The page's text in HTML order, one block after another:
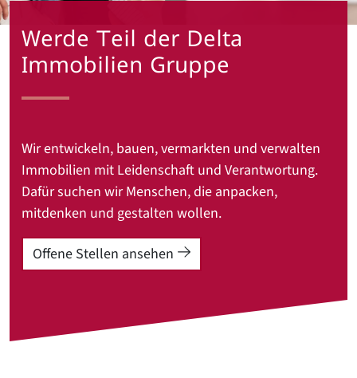
Werde Teil der Delta
Immobilien Gruppe
Wir entwickeln, bauen, vermarkten und verwalten
Immobilien mit Leidenschaft und Verantwortung.
Dafür suchen wir Menschen, die anpacken,
mitdenken und gestalten wollen.
Offene Stellen ansehen